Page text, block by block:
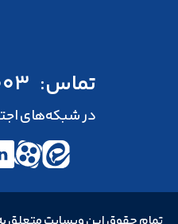
تماس:
در شبکه‌های